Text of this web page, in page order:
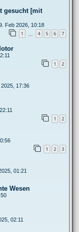
gesucht [mit
Feb 2026, 10:18
1 … 4 5 6 7
1 2
17:36
1 2
1 2 3
01:21
Wesen
02:11